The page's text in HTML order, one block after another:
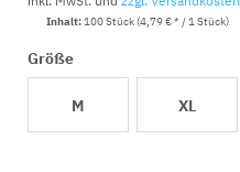
Inhalt:100 Stück (4,79 € * / 1 Stück)
Größe
M XL